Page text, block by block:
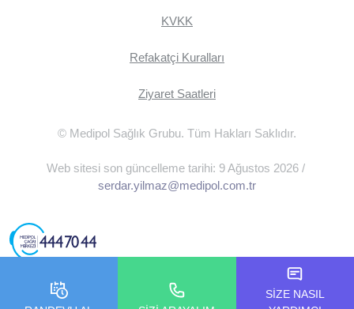
KVKK
Refakatçi Kuralları
Ziyaret Saatleri
© Medipol Sağlık Grubu. Tüm Hakları Saklıdır.
Web sitesi son güncelleme tarihi: 9 Ağustos 2026 /
serdar.yilmaz@medipol.com.tr
SİZE NASIL